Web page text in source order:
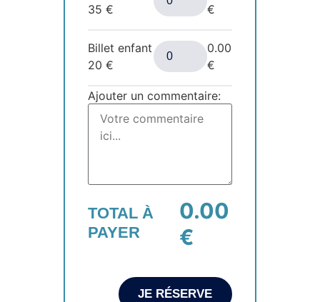
35€
€
Billet enfant
20€
0.00
€
Ajouter un commentaire:
TOTAL À
PAYER
0.00
€
JE RÉSERVE